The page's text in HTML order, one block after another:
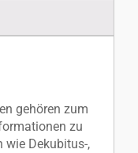
gehören zum
zu
wie Dekubitus-,